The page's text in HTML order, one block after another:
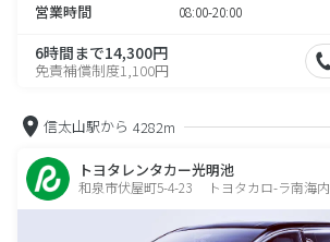
営業時間 08:00-20:00
6時間まで14,300円
免責補償制度1,100円
信太山駅から 4282m
トヨタレンタカー光明池
和泉市伏屋町5-4-23 トヨタカロ-ラ南海内